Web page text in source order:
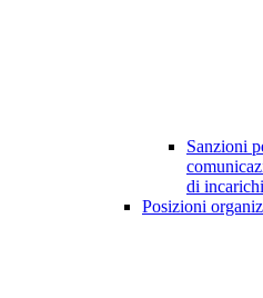
Sanzioni
di
Posizioni